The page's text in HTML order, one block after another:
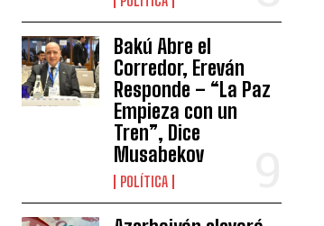
Bakú Abre el
Corredor, Ereván
Responde – “La Paz
Empieza con un
Tren”, Dice
Musabekov
POLÍTICA